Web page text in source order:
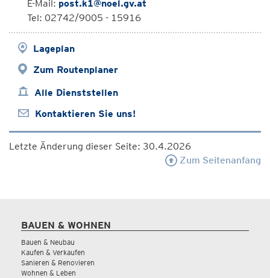
E-Mail: post.k1@noel.gv.at
Tel: 02742/9005 - 15916
Lageplan
Zum Routenplaner
Alle Dienststellen
Kontaktieren Sie uns!
Letzte Änderung dieser Seite: 30.4.2026
Zum Seitenanfang
BAUEN & WOHNEN
Bauen & Neubau
Kaufen & Verkaufen
Sanieren & Renovieren
Wohnen & Leben